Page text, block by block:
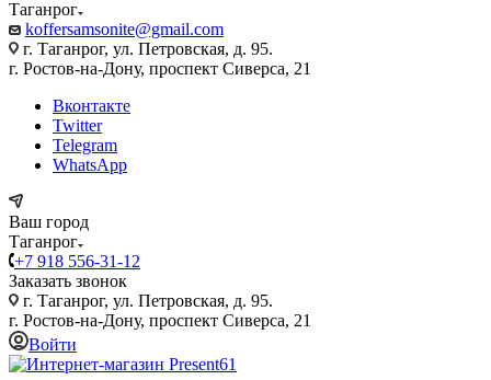
Таганрог
koffersamsonite@gmail.com
г. Таганрог, ул. Петровская, д. 95.
г. Ростов-на-Дону, проспект Сиверса, 21
Вконтакте
Twitter
Telegram
WhatsApp
Ваш город
Таганрог
+7 918 556-31-12
Заказать звонок
г. Таганрог, ул. Петровская, д. 95.
г. Ростов-на-Дону, проспект Сиверса, 21
Войти